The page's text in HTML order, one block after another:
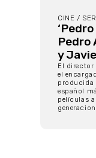
CINE /
Pedro
y
El director
el
producida
español
películas